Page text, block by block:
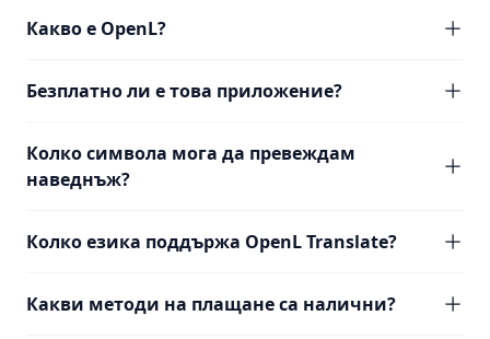
Какво е OpenL?
Безплатно ли е това приложение?
Колко символа мога да превеждам
наведнъж?
Колко езика поддържа OpenL Translate?
Какви методи на плащане са налични?